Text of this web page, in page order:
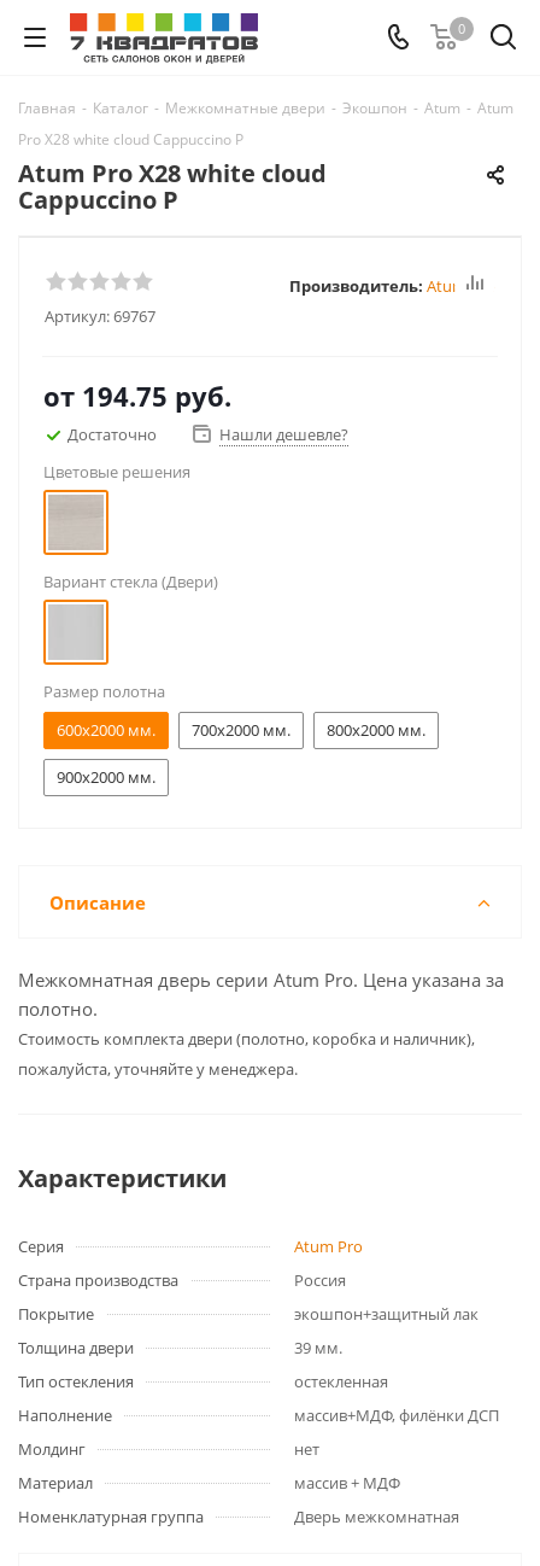
0
Главная - Каталог - Межкомнатные двери - Экошпон - Atum - Atum
Pro Х28 white cloud Cappuccino P
Atum Pro Х28 white cloud
Cappuccino P
Артикул:69767
Производитель: Atum Pro
от 194.75 руб.
Достаточно
Нашли дешевле?
Цветовые решения
Вариант стекла (Двери)
Размер полотна
600x2000 мм.
700x2000 мм. 800x2000 мм.
900x2000 мм.
Описание
Межкомнатная дверь серии Atum Pro. Цена указана за
полотно.
Cтоимость комплекта двери (полотно, коробка и наличник),
пожалуйста, уточняйте у менеджера.
Характеристики
Серия
Atum Pro
Страна производства
Россия
Покрытие
экошпон+защитный лак
Толщина двери
39 мм.
Тип остекления
остекленная
Наполнение
массив+МДФ, филёнки ДСП
Молдинг
нет
Материал
массив + МДФ
Номенклатурная группа
Дверь межкомнатная